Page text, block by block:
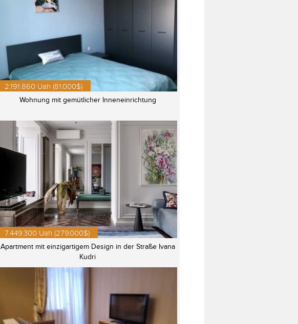
2.191.860 Uah (81.000$)
Wohnung mit gemütlicher Inneneinrichtung
7.449.300 Uah (279.000$)
Apartment mit einzigartigem Design in der Straße Ivana
Kudri